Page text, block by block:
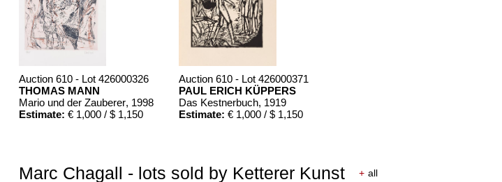
Auction 610 - Lot 426000326
THOMAS MANN
Mario und der Zauberer, 1998
Estimate: € 1,000 / $ 1,150
Auction 610 - Lot 426000371
PAUL ERICH KÜPPERS
Das Kestnerbuch, 1919
Estimate: € 1,000 / $ 1,150
Marc Chagall - lots sold by Ketterer Kunst + all